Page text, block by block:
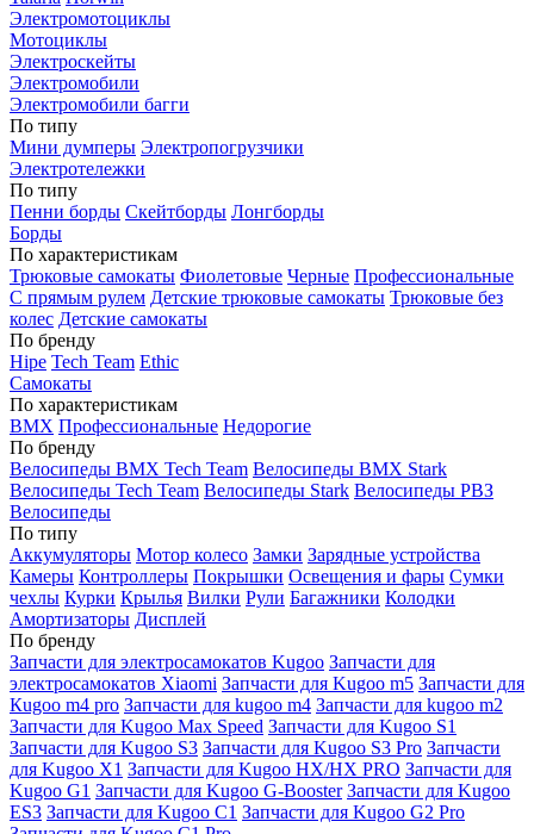
Электромотоциклы
Мотоциклы
Электроскейты
Электромобили
Электромобили багги
По типу
Мини думперы Электропогрузчики
Электротележки
По типу
Пенни борды Скейтборды Лонгборды
Борды
По характеристикам
Трюковые самокаты Фиолетовые Черные Профессиональные
С прямым рулем Детские трюковые самокаты Трюковые без
колес Детские самокаты
По бренду
Hipe Tech Team Ethic
Самокаты
По характеристикам
BMX Профессиональные Недорогие
По бренду
Велосипеды BMX Tech Team Велосипеды BMX Stark
Велосипеды Tech Team Велосипеды Stark Велосипеды РВЗ
Велосипеды
По типу
Аккумуляторы Мотор колесо Замки Зарядные устройства
Камеры Контроллеры Покрышки Освещения и фары Сумки
чехлы Курки Крылья Вилки Рули Багажники Колодки
Амортизаторы Дисплей
По бренду
Запчасти для электросамокатов Kugoo Запчасти для
электросамокатов Xiaomi Запчасти для Kugoo m5 Запчасти для
Кugoo m4 pro Запчасти для kugoo m4 Запчасти для kugoo m2
Запчасти для Kugoo Max Speed Запчасти для Kugoo S1
Запчасти для Kugoo S3 Запчасти для Kugoo S3 Pro Запчасти
для Kugoo X1 Запчасти для Kugoo HX/HX PRO Запчасти для
Kugoo G1 Запчасти для Kugoo G-Booster Запчасти для Kugoo
ES3 Запчасти для Kugoo C1 Запчасти для Kugoo G2 Pro